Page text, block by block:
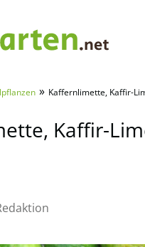
» Kaffernlimette, Kaffir-
Kaffir-